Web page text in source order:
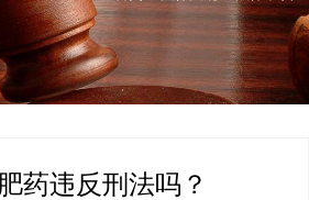
药违反刑法吗？